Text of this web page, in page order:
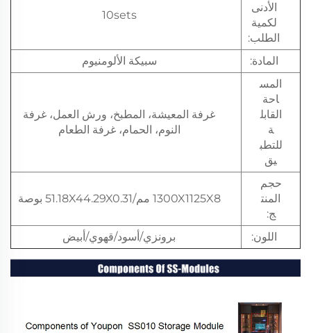
الأدنى
لكمية
الطلب:
10sets
المادة:
سبيكة الألومنيوم
المس
احة
القابل
ة
للتطب
يق
غرفة المعيشة، المطبخ، ورش العمل، غرفة
النوم، الحمام، غرفة الطعام
حجم
المنت
ج:
1300X1125X8 مم/51.18X44.29X0.31 بوصة
اللون: برونزي/أسود/قهوي/أبيض